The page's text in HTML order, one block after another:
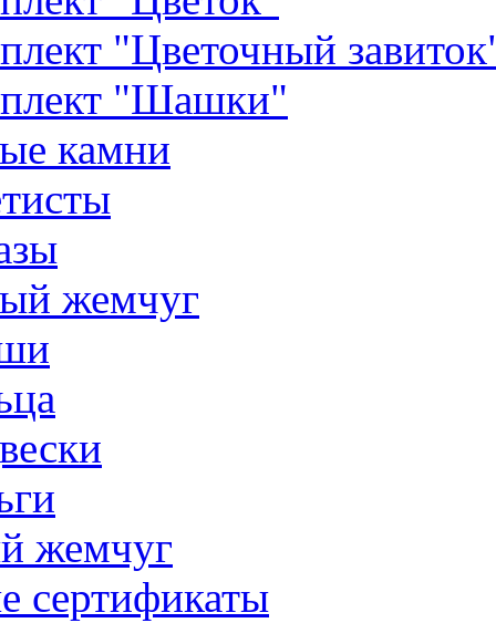
"Цветочный
"Шашки"
камни
жемчуг
жемчуг
сертификаты